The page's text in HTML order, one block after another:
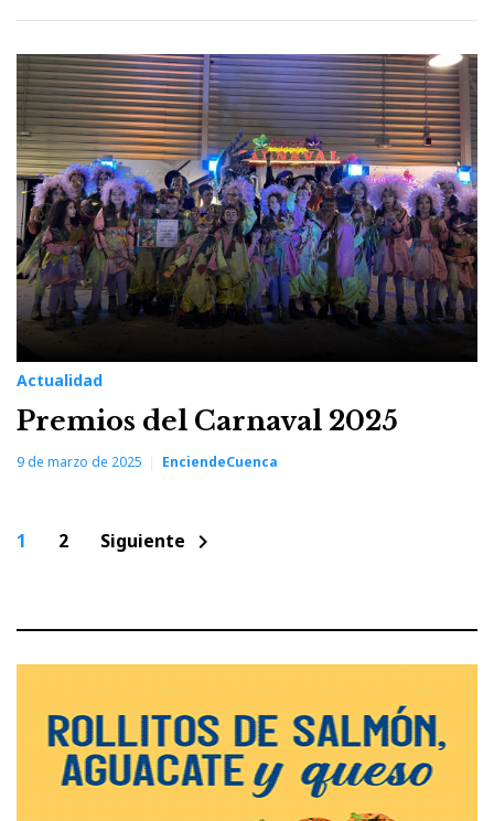
Actualidad
Premios del Carnaval 2025
9 de marzo de 2025 EnciendeCuenca
Paginación
1 2 Siguiente chevron_right